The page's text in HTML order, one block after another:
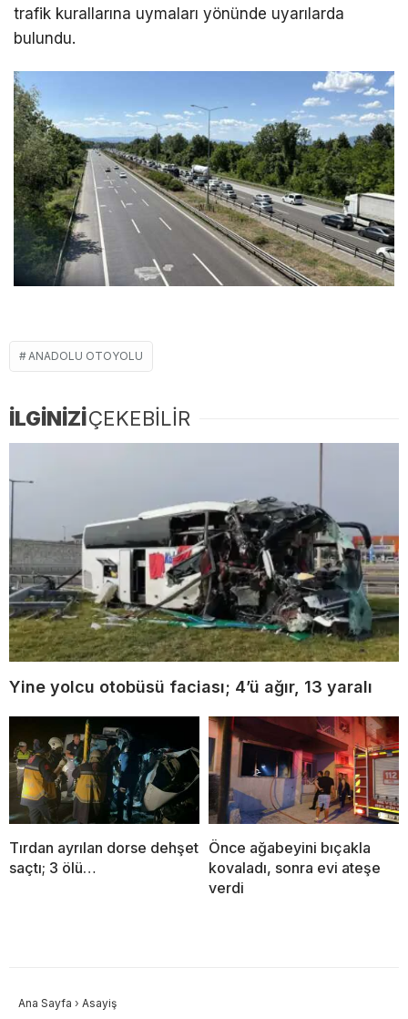
trafik kurallarına uymaları yönünde uyarılarda
bulundu.
ANADOLU OTOYOLU
İLGİNİZİÇEKEBİLİR
Yine yolcu otobüsü faciası; 4’ü ağır, 13 yaralı
Tırdan ayrılan dorse dehşet
saçtı; 3 ölü…
Önce ağabeyini bıçakla
kovaladı, sonra evi ateşe
verdi
Ana Sayfa › Asayiş